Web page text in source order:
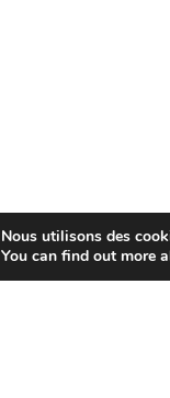
Nous utilisons des
You can find out more